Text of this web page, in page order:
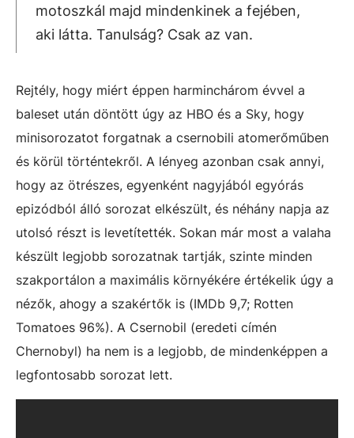
motoszkál majd mindenkinek a fejében,
aki látta. Tanulság? Csak az van.
Rejtély, hogy miért éppen harminchárom évvel a
baleset után döntött úgy az HBO és a Sky, hogy
minisorozatot forgatnak a csernobili atomerőműben
és körül történtekről. A lényeg azonban csak annyi,
hogy az ötrészes, egyenként nagyjából egyórás
epizódból álló sorozat elkészült, és néhány napja az
utolsó részt is levetítették. Sokan már most a valaha
készült legjobb sorozatnak tartják, szinte minden
szakportálon a maximális környékére értékelik úgy a
nézők, ahogy a szakértők is (IMDb 9,7; Rotten
Tomatoes 96%). A Csernobil (eredeti címén
Chernobyl) ha nem is a legjobb, de mindenképpen a
legfontosabb sorozat lett.